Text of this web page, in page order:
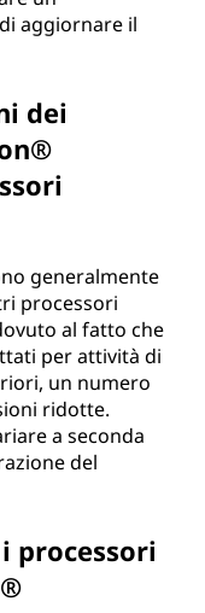
aggiornare il
dei
generalmente
processori
al fatto che
per attività di
un numero
ridotte.
a seconda
del
processori